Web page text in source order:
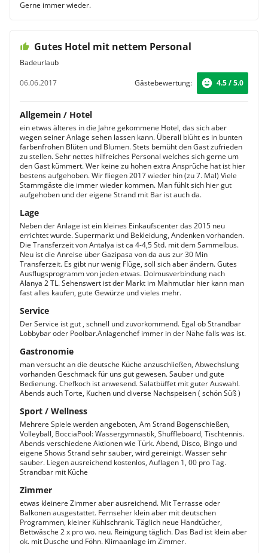
Gerne immer wieder.
Gutes Hotel mit nettem Personal
Badeurlaub
06.06.2017
Gästebewertung: 4.5 / 5.0
Allgemein / Hotel
ein etwas älteres in die Jahre gekommene Hotel, das sich aber
wegen seiner Anlage sehen lassen kann. Überall blüht es in bunten
farbenfrohen Blüten und Blumen. Stets bemüht den Gast zufrieden
zu stellen. Sehr nettes hilfreiches Personal welches sich gerne um
den Gast kümmert. Wer keine zu hohen extra Ansprüche hat ist hier
bestens aufgehoben. Wir fliegen 2017 wieder hin (zu 7. Mal) Viele
Stammgäste die immer wieder kommen. Man fühlt sich hier gut
aufgehoben und der eigene Strand mit Bar ist auch da.
Lage
Neben der Anlage ist ein kleines Einkaufscenter das 2015 neu
errichtet wurde. Supermarkt und Bekleidung, Andenken vorhanden.
Die Transferzeit von Antalya ist ca 4-4,5 Std. mit dem Sammelbus.
Neu ist die Anreise über Gazipasa von da aus zur 30 Min
Transferzeit. Es gibt nur wenig Flüge, soll sich aber ändern. Gutes
Ausflugsprogramm von jeden etwas. Dolmusverbindung nach
Alanya 2 TL. Sehenswert ist der Markt im Mahmutlar hier kann man
fast alles kaufen, gute Gewürze und vieles mehr.
Service
Der Service ist gut , schnell und zuvorkommend. Egal ob Strandbar
Lobbybar oder Poolbar.Anlagenchef immer in der Nähe falls was ist.
Gastronomie
man versucht an die deutsche Küche anzuschließen, Abwechslung
vorhanden Geschmack für uns gut gewesen. Sauber und gute
Bedienung. Chefkoch ist anwesend. Salatbüffet mit guter Auswahl.
Abends auch Torte, Kuchen und diverse Nachspeisen ( schön Süß )
Sport / Wellness
Mehrere Spiele werden angeboten, Am Strand Bogenschießen,
Volleyball, BocciaPool: Wassergymnastik, Shuffleboard, Tischtennis.
Abends verschiedene Aktionen wie Türk. Abend, Disco, Bingo und
eigene Shows Strand sehr sauber, wird gereinigt. Wasser sehr
sauber. Liegen ausreichend kostenlos, Auflagen 1, 00 pro Tag.
Strandbar mit Küche
Zimmer
etwas kleinere Zimmer aber ausreichend. Mit Terrasse oder
Balkonen ausgestattet. Fernseher klein aber mit deutschen
Programmen, kleiner Kühlschrank. Täglich neue Handtücher,
Bettwäsche 2 x pro wo. neu. Reinigung täglich. Das Bad ist klein aber
ok. mit Dusche und Föhn. Klimaanlage im Zimmer.